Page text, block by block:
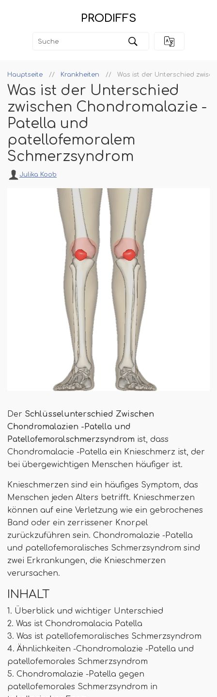
PRODIFFS
Hauptseite Krankheiten Was ist der Unterschied
Was ist der Unterschied
zwischen Chondromalazie -
Patella und
patellofemoralem
Schmerzsyndrom
Julika Koob
Der Schlüsselunterschied Zwischen
Chondromalazien -Patella und
Patellofemoralschmerzsyndrom ist, dass
Chondromalacie -Patella ein Knieschmerz ist, der
bei übergewichtigen Menschen häufiger ist.
Knieschmerzen sind ein häufiges Symptom, das
Menschen jeden Alters betrifft. Knieschmerzen
können auf eine Verletzung wie ein gebrochenes
Band oder ein zerrissener Knorpel
zurückzuführen sein. Chondromalazie -Patella
und patellofemoralisches Schmerzsyndrom sind
zwei Erkrankungen, die Knieschmerzen
verursachen.
INHALT
1. Überblick und wichtiger Unterschied
2. Was ist Chondromalacia Patella
3. Was ist patellofemoralisches Schmerzsyndrom
4. Ähnlichkeiten -Chondromalazie -Patella und
patellofemorales Schmerzsyndrom
5. Chondromalazie -Patella gegen
patellofemorales Schmerzsyndrom in